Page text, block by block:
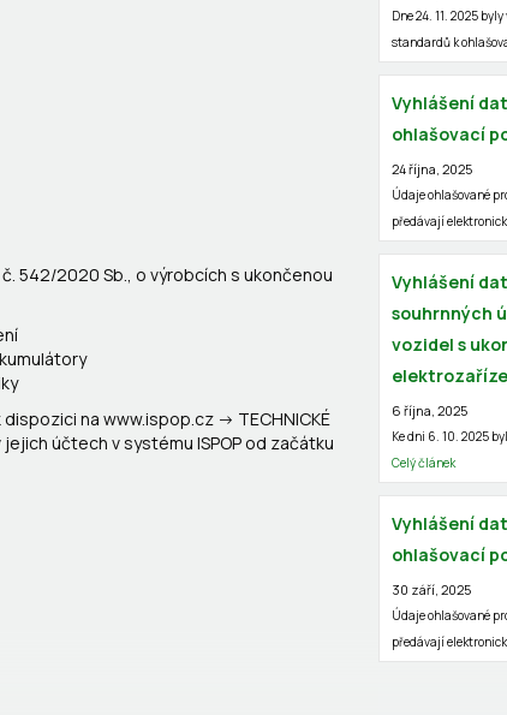
542/2020 Sb., o výrobcích s ukončenou
na www.ispop.cz -> TECHNICKÉ
účtech v systému ISPOP od začátku
Dne 24. 11. 2025
standardů k
Vyhlášení
ohlašovací
24 října, 2025
Údaje ohlašované
předávají
Vyhlášení
souhrnných
vozidel s
6 října, 2025
Ke dni 6. 10. 2025
Celý článek
Vyhlášení
ohlašovací
30 září, 2025
Údaje ohlašované
předávají